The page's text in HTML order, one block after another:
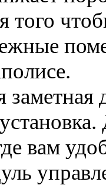
того
вам